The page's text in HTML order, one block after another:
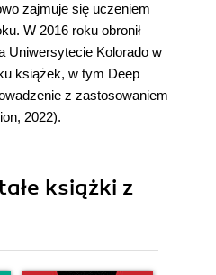
zajmuje się uczeniem
W 2016 roku obronił
Uniwersytecie Kolorado w
książek, w tym Deep
z zastosowaniem
2022).
książki z